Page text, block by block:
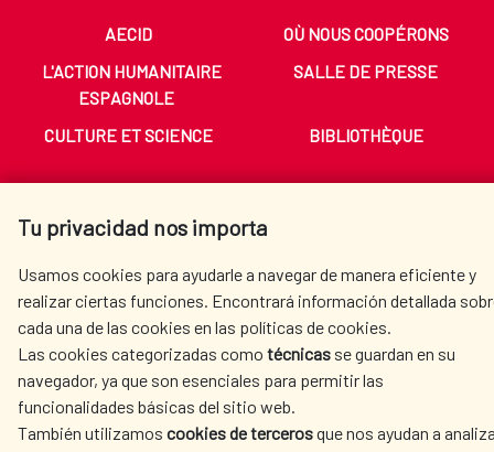
Tu privacidad nos importa
Usamos cookies para ayudarle a navegar de manera eficiente y
realizar ciertas funciones. Encontrará información detallada
cada una de las cookies en las políticas de cookies.
Las cookies categorizadas como técnicas se guardan en su
navegador, ya que son esenciales para permitir las
funcionalidades básicas del sitio web.
También utilizamos cookies de tercerosque nos ayudan a
AECID
OÙ NOUS COOPÉRONS
L'ACTION HUMANITAIRE
ESPAGNOLE
SALLE DE PRESSE
CULTURE ET SCIENCE BIBLIOTHÈQUE
NOS RÉSEAUX SOCIAUX
MENTIONS LÉGALES PROTECTION DES DONNÉES